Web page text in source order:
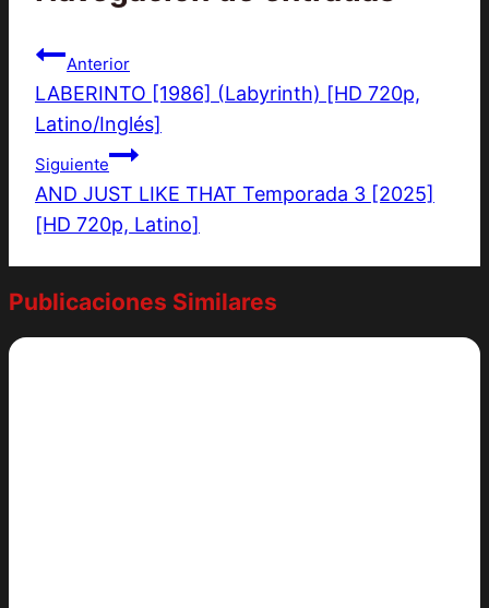
Anterior
LABERINTO [1986] (Labyrinth) [HD 720p,
Latino/Inglés]
Siguiente
AND JUST LIKE THAT Temporada 3 [2025]
[HD 720p, Latino]
Publicaciones Similares